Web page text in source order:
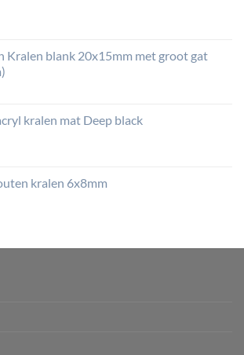
Kralen blank 20x15mm met groot gat
kralen mat Deep black
kralen 6x8mm